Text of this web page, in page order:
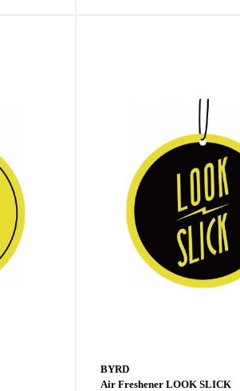
BYRD
Air Freshener LOOK SLICK